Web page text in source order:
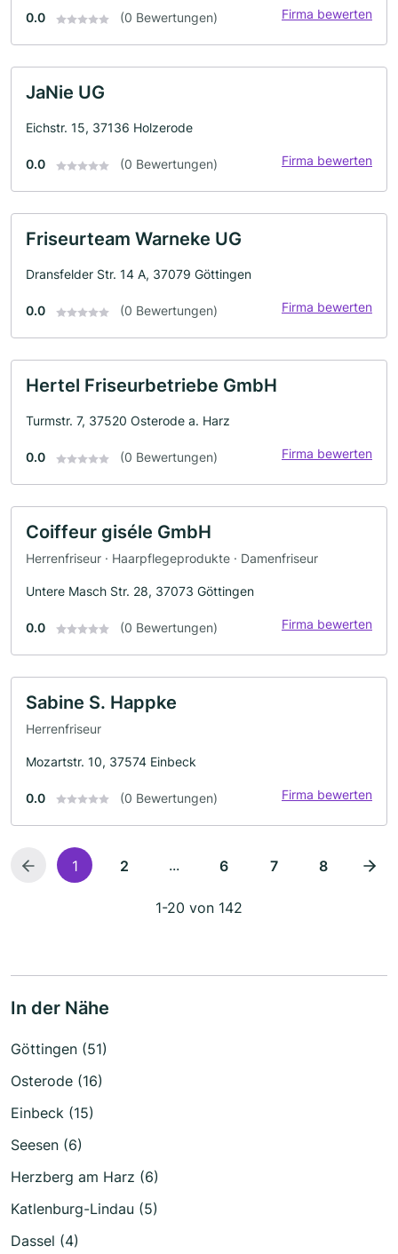
0.0 (0 Bewertungen) Firma bewerten
JaNie UG
Eichstr. 15, 37136 Holzerode
0.0 (0 Bewertungen) Firma bewerten
Friseurteam Warneke UG
Dransfelder Str. 14 A, 37079 Göttingen
0.0 (0 Bewertungen) Firma bewerten
Hertel Friseurbetriebe GmbH
Turmstr. 7, 37520 Osterode a. Harz
0.0 (0 Bewertungen) Firma bewerten
Coiffeur giséle GmbH
Herrenfriseur · Haarpflegeprodukte · Damenfriseur
Untere Masch Str. 28, 37073 Göttingen
0.0 (0 Bewertungen) Firma bewerten
Sabine S. Happke
Herrenfriseur
Mozartstr. 10, 37574 Einbeck
0.0 (0 Bewertungen) Firma bewerten
1 2 ... 6 7 8
1-20 von 142
In der Nähe
Göttingen (51)
Osterode (16)
Einbeck (15)
Seesen (6)
Herzberg am Harz (6)
Katlenburg-Lindau (5)
Dassel (4)